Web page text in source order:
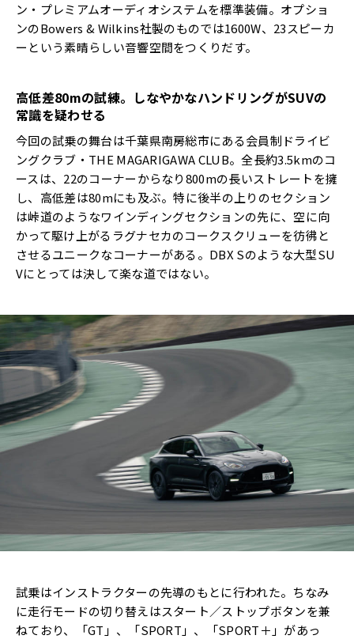
ン・プレミアムオーディオシステムを標準装備。オプショ
ンのBowers & Wilkins社製のものでは1600W、23スピーカ
ーという素晴らしい音響空間をつくりだす。
高低差80mの試練。しなやかなハンドリングがSUVの
常識を疑わせる
今回の試乗の舞台は千葉県南房総市にある会員制ドライビ
ングクラブ・THE MAGARIGAWA CLUB。全長約3.5kmのコ
ースは、22のコーナーからなり800mの長いストレートを擁
し、高低差は80mにも及ぶ。特に後半の上りのセクション
は峠道のようなワインディングセクションの先に、空に向
かって駆け上がるラグナセカのコークスクリューを彷彿と
させるユニークなコーナーがある。DBX Sのような大型SU
Vにとっては決して楽な道ではない。
試乗はインストラクターの先導のもとに行われた。ちなみ
に走行モードの切り替えはスタート／ストップボタンを兼
ねており、「GT」、「SPORT」、「SPORT＋」があっ